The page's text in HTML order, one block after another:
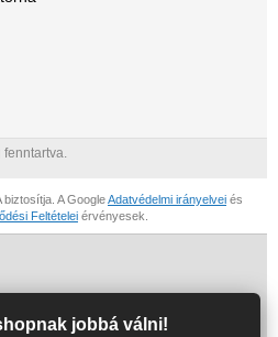
A GoogleAdatvédelmi irányelvei és
Feltételei érvényesek.
jobbá válni!